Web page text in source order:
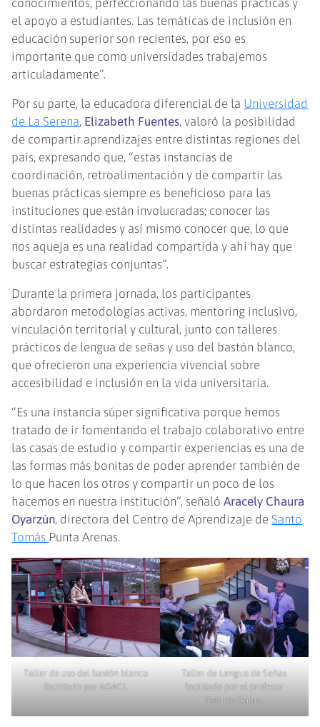
conocimientos, perfeccionando las buenas prácticas y
el apoyo a estudiantes. Las temáticas de inclusión en
educación superior son recientes, por eso es
importante que como universidades trabajemos
articuladamente”.
Por su parte, la educadora diferencial de la Universidad
de La Serena, Elizabeth Fuentes, valoró la posibilidad
de compartir aprendizajes entre distintas regiones del
país, expresando que, “estas instancias de
coordinación, retroalimentación y de compartir las
buenas prácticas siempre es beneficioso para las
instituciones que están involucradas; conocer las
distintas realidades y así mismo conocer que, lo que
nos aqueja es una realidad compartida y ahí hay que
buscar estrategias conjuntas”.
Durante la primera jornada, los participantes
abordaron metodologías activas, mentoring inclusivo,
vinculación territorial y cultural, junto con talleres
prácticos de lengua de señas y uso del bastón blanco,
que ofrecieron una experiencia vivencial sobre
accesibilidad e inclusión en la vida universitaria.
“Es una instancia súper significativa porque hemos
tratado de ir fomentando el trabajo colaborativo entre
las casas de estudio y compartir experiencias es una de
las formas más bonitas de poder aprender también de
lo que hacen los otros y compartir un poco de los
hacemos en nuestra institución”, señalóAracely Chaura
Oyarzún, directora del Centro de Aprendizaje de Santo
Tomás Punta Arenas.
Taller de uso del bastón blanco
facilitado por AGACI.
Taller de Lengua de Señas
facilitado por el profesor
Patricio Galaz.